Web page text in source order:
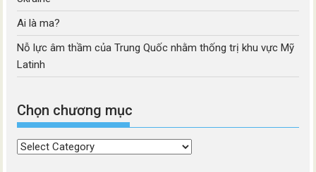
Ai là ma?
Nỗ lực âm thầm của Trung Quốc nhằm thống trị khu vực Mỹ
Latinh
Chọn chương mục
Chọn